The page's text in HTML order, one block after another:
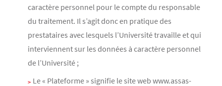
caractère personnel pour le compte du responsable
du traitement. Il s’agit donc en pratique des
prestataires avec lesquels l’Université travaille et qui
interviennent sur les données à caractère personnel
de l’Université ;
Le « Plateforme » signifie le site web www.assas-